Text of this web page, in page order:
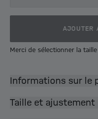
AJOUTER
Merci de sélectionner la
Informations sur le
Taille et ajustement